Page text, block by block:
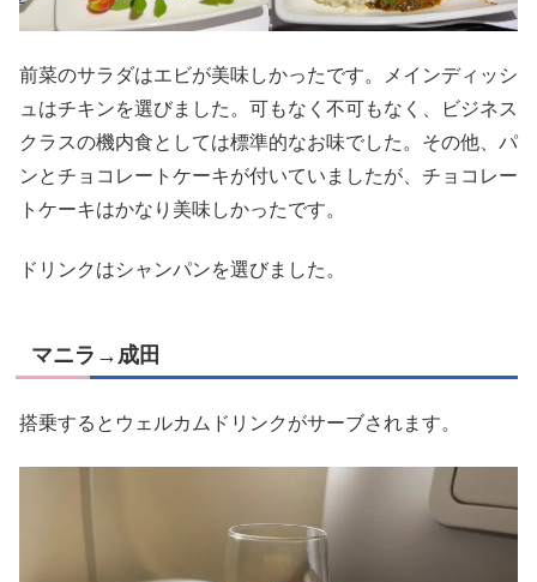
前菜のサラダはエビが美味しかったです。メインディッシ
ュはチキンを選びました。可もなく不可もなく、ビジネス
クラスの機内食としては標準的なお味でした。その他、パ
ンとチョコレートケーキが付いていましたが、チョコレー
トケーキはかなり美味しかったです。
ドリンクはシャンパンを選びました。
マニラ→成田
搭乗するとウェルカムドリンクがサーブされます。